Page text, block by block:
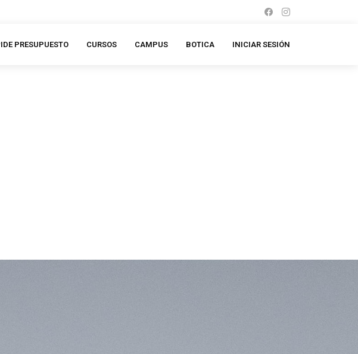
PRESUPUESTO CURSOS CAMPUS BOTICA INICIAR SESIÓN